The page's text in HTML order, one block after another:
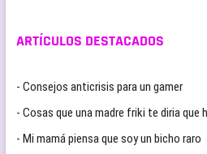
ARTÍCULOS DESTACADOS
- Consejos anticrisis para un gamer
- Cosas que una madre friki te diria que
- Mi mamá piensa que soy un bicho raro